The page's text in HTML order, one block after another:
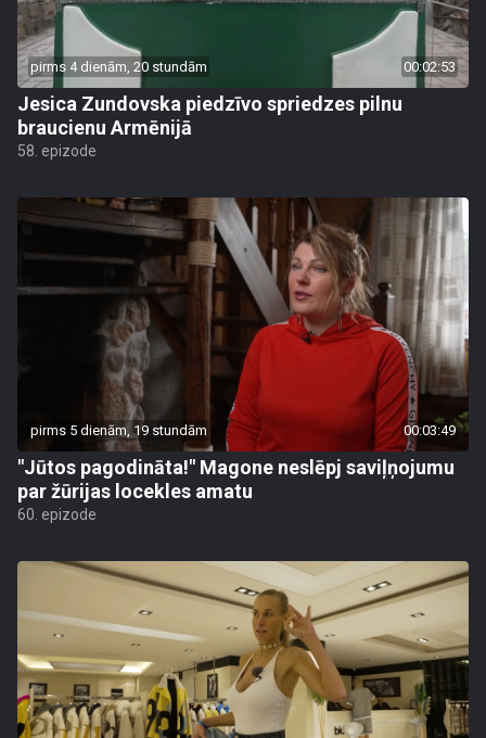
pirms 4 dienām, 20 stundām 00:02:53
Jesica Zundovska piedzīvo spriedzes pilnu
braucienu Armēnijā
58. epizode
pirms 5 dienām, 19 stundām 00:03:49
"Jūtos pagodināta!" Magone neslēpj saviļņojumu
par žūrijas locekles amatu
60. epizode